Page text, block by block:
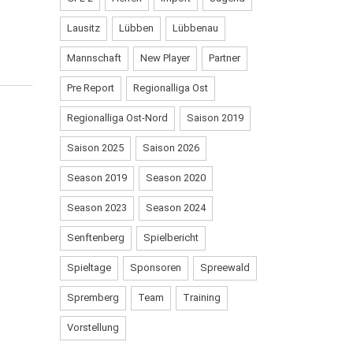
Lausitz Lübben Lübbenau
Mannschaft New Player Partner
Pre Report Regionalliga Ost
Regionalliga Ost-Nord Saison 2019
Saison 2025 Saison 2026
Season 2019 Season 2020
Season 2023 Season 2024
Senftenberg Spielbericht
Spieltage Sponsoren Spreewald
Spremberg Team Training
Vorstellung
LINKS
Aktuelle News
Mitgliedschaft
Stadion & Anfahrt
Datenschutzerklärung
Impressum
Cookie-Richtlinie (EU)